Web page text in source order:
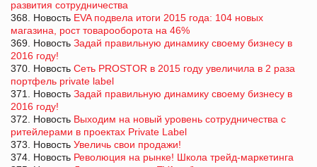
развития сотрудничества
368. Новость EVA подвела итоги 2015 года: 104 новых
магазина, рост товарооборота на 46%
369. Новость Задай правильную динамику своему бизнесу в
2016 году!
370. Новость Сеть PROSTOR в 2015 году увеличила в 2 раза
портфель private label
371. Новость Задай правильную динамику своему бизнесу в
2016 году!
372. Новость Выходим на новый уровень сотрудничества с
ритейлерами в проектах Private Label
373. Новость Увеличь свои продажи!
374. Новость Революция на рынке! Школа трейд-маркетинга